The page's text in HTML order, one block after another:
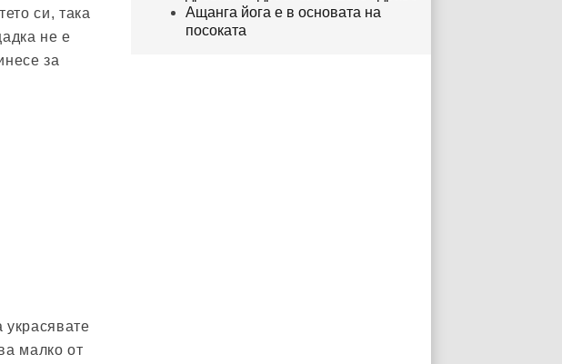
си, така
не е
за
украсявате
малко от
Ащанга йога е в основата на
посоката